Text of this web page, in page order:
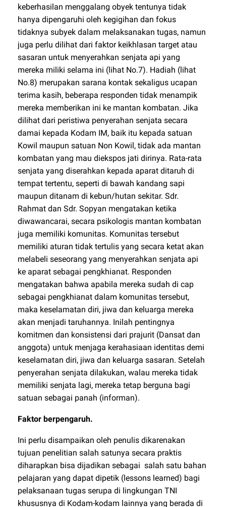
keberhasilan menggalang obyek tentunya tidak
hanya dipengaruhi oleh kegigihan dan fokus
tidaknya subyek dalam melaksanakan tugas, namun
juga perlu dilihat dari faktor keikhlasan target atau
sasaran untuk menyerahkan senjata api yang
mereka miliki selama ini (lihat No.7). Hadiah (lihat
No.8) merupakan sarana kontak sekaligus ucapan
terima kasih, beberapa responden tidak menampik
mereka memberikan ini ke mantan kombatan. Jika
dilihat dari peristiwa penyerahan senjata secara
damai kepada Kodam IM, baik itu kepada satuan
Kowil maupun satuan Non Kowil, tidak ada mantan
kombatan yang mau diekspos jati dirinya. Rata-rata
senjata yang diserahkan kepada aparat ditaruh di
tempat tertentu, seperti di bawah kandang sapi
maupun ditanam di kebun/hutan sekitar. Sdr.
Rahmat dan Sdr. Sopyan mengatakan ketika
diwawancarai, secara psikologis mantan kombatan
juga memiliki komunitas. Komunitas tersebut
memiliki aturan tidak tertulis yang secara ketat akan
melabeli seseorang yang menyerahkan senjata api
ke aparat sebagai pengkhianat. Responden
mengatakan bahwa apabila mereka sudah di cap
sebagai pengkhianat dalam komunitas tersebut,
maka keselamatan diri, jiwa dan keluarga mereka
akan menjadi taruhannya. Inilah pentingnya
komitmen dan konsistensi dari prajurit (Dansat dan
anggota) untuk menjaga kerahasiaan identitas demi
keselamatan diri, jiwa dan keluarga sasaran. Setelah
penyerahan senjata dilakukan, walau mereka tidak
memiliki senjata lagi, mereka tetap berguna bagi
satuan sebagai panah (informan).
Faktor berpengaruh.
Ini perlu disampaikan oleh penulis dikarenakan
tujuan penelitian salah satunya secara praktis
diharapkan bisa dijadikan sebagai salah satu bahan
pelajaran yang dapat dipetik (lessons learned) bagi
pelaksanaan tugas serupa di lingkungan TNI
khususnya di Kodam-kodam lainnya yang berada di